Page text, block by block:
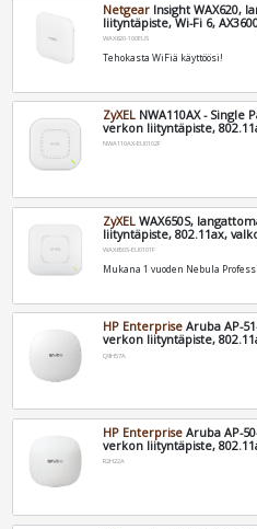
Netgear Insight WAX620,
liityntäpiste, Wi-Fi 6,
WAX620-100EUS
Tehokasta WiFiä käyttöösi!
ZyXEL NWA110AX - Single
verkon liityntäpiste,
NWA110AX-EU0102F
ZyXEL WAX650S,
liityntäpiste, 802.11ax,
WAX650S-EU0101F
Mukana 1 vuoden Nebula
HP Enterprise Aruba AP-
verkon liityntäpiste,
Q9H57A
HP Enterprise Aruba AP-
verkon liityntäpiste,
R2H22A